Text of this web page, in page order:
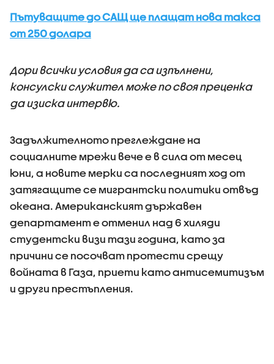
Пътуващите до САЩ ще плащат нова такса
от 250 долара
Дори всички условия да са изпълнени,
консулски служител може по своя преценка
да изиска интервю.
Задължителното преглеждане на
социалните мрежи вече е в сила от месец
юни, а новите мерки са последният ход от
затягащите се мигрантски политики отвъд
океана. Американският държавен
департамент е отменил над 6 хиляди
студентски визи тази година, като за
причини се посочват протести срещу
войната в Газа, приети като антисемитизъм
и други престъпления.